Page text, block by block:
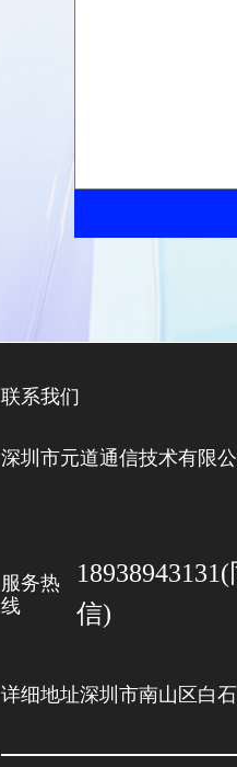
联系我们
深圳市元道通信技术有限公
服务热
线
信)
详细地址深圳市南山区白